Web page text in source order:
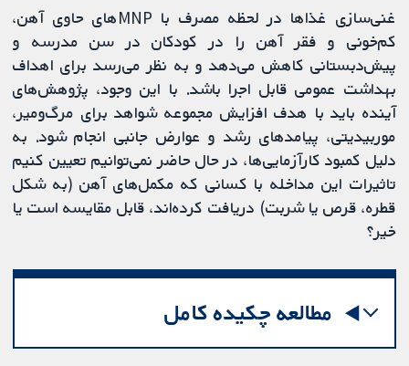
غنی‌سازی غذاها در لحظه مصرف با MNPهای حاوی آهن،
کم‌خونی و فقر آهن را در کودکان در سن مدرسه و
پیش‌دبستانی کاهش می‌دهد و به نظر می‌رسد برای اهداف
بهداشت عمومی قابل اجرا باشد. با این وجود، پژوهش‌های
آینده باید با هدف افزایش مجموعه شواهد برای مرگ‌ومیر،
موربیدیتی، پیامدهای رشد و عوارض جانبی انجام شود. به
دلیل کمبود کارآزمایی‌ها، در حال حاضر نمی‌توانیم تعیین کنیم
تاثیرات این مداخله با کسانی که مکمل‌های آهن (به شکل
قطره، قرص یا شربت) دریافت کرده‌اند، قابل مقایسه است یا
خیر؟
مطالعه چکیده کامل